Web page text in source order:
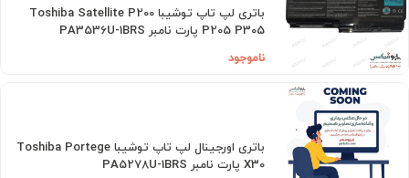
باتری لپ تاپ توشیبا Toshiba Satellite P200
P205 P305 پارت نامبر PA3536U-1BRS
ناموجود
باتری اورجینال لپ تاپ توشیبا Toshiba Portege
X30 پارت نامبر PA5278U-1BRS